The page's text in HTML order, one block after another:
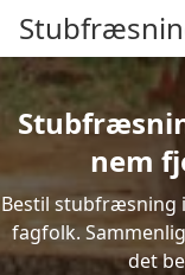
nem
Bestil stubfræsning
fagfolk.
det